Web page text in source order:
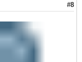
#8